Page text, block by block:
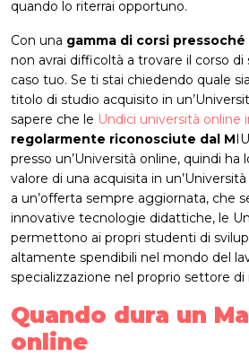
quando lo riterrai opportuno.
Con una gamma di corsi
non avrai difficoltà a trovare il corso di
caso tuo. Se ti stai chiedendo quale
titolo di studio acquisito in
sapere che le Undici università online
regolarmente riconosciute dal M
presso un’Università online, quindi ha
valore di una acquisita in
a un’offerta sempre aggiornata, che
innovative tecnologie didattiche, le
permettono ai propri studenti di
altamente spendibili nel mondo del
specializzazione nel proprio settore di
Quando dura un
online